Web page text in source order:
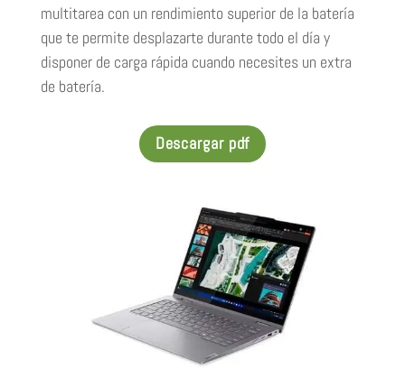
multitarea con un rendimiento superior de la batería
que te permite desplazarte durante todo el día y
disponer de carga rápida cuando necesites un extra
de batería.
Descargar pdf